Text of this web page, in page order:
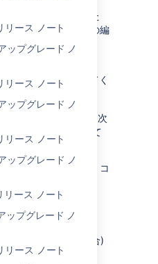
ース ノート
プグレード ノ
ース ノート
プグレード ノ
ース ノート
プグレード ノ
ース ノート
プグレード ノ
ース ノート
は長い間開発中でした
で、あらゆるチームの編
とが期待されます。
くは、「
メント
」を参照してく
早く移動するには、次
ートカットを使用して
「n」(次のインライン コ
のインライン コメン
Cmd+Shift+O と
の場合) または
(PC の場合)